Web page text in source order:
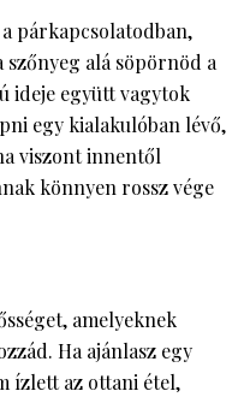
párkapcsolatodban,
alá söpörnöd a
ideje együtt vagytok
egy kialakulóban lévő,
viszont innentől
könnyen rossz vége
amelyeknek
Ha ajánlasz egy
ízlett az ottani étel,